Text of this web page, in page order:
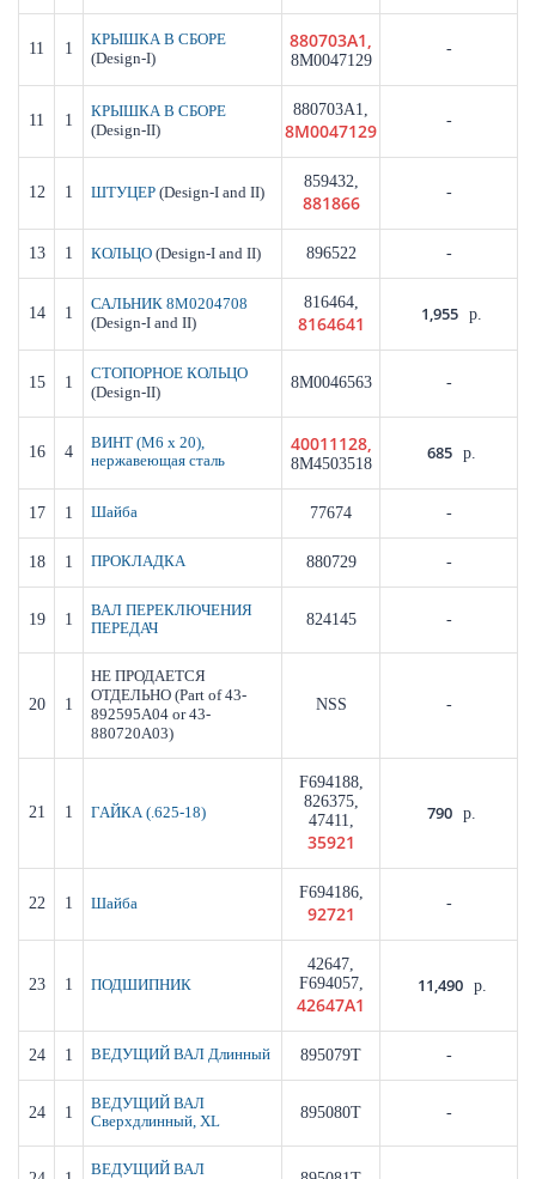
11 1 КРЫШКА В СБОРЕ
(Design-I)
880703A1,
8M0047129
-
11 1 КРЫШКА В СБОРЕ
(Design-II)
880703A1,
8M0047129 -
12 1 ШТУЦЕР (Design-I and II)
859432,
881866 -
13 1 КОЛЬЦО (Design-I and II) 896522 -
14 1 САЛЬНИК 8M0204708
(Design-I and II)
816464,
8164641 1,955 р.
15 1 СТОПОРНОЕ КОЛЬЦО
(Design-II)
8M0046563 -
16 4
ВИНТ (M6 x 20),
нержавеющая сталь
40011128,
8M4503518
685 р.
17 1 Шайба 77674 -
18 1 ПРОКЛАДКА 880729 -
19 1
ВАЛ ПЕРЕКЛЮЧЕНИЯ
ПЕРЕДАЧ
824145 -
20 1
НЕ ПРОДАЕТСЯ
ОТДЕЛЬНО (Part of 43-
892595A04 or 43-
880720A03)
NSS -
21 1 ГАЙКА (.625-18)
F694188,
826375,
47411,
35921
790 р.
22 1 Шайба
F694186,
92721 -
23 1 ПОДШИПНИК
42647,
F694057,
42647A1
11,490 р.
24 1 ВЕДУЩИЙ ВАЛ Длинный 895079T -
24 1
ВЕДУЩИЙ ВАЛ
Сверхдлинный, XL
895080T -
ВЕДУЩИЙ ВАЛ